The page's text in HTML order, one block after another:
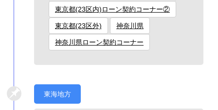
東京都(23区内)ローン契約コーナー②
東京都(23区外) 神奈川県
神奈川県ローン契約コーナー
東海地方